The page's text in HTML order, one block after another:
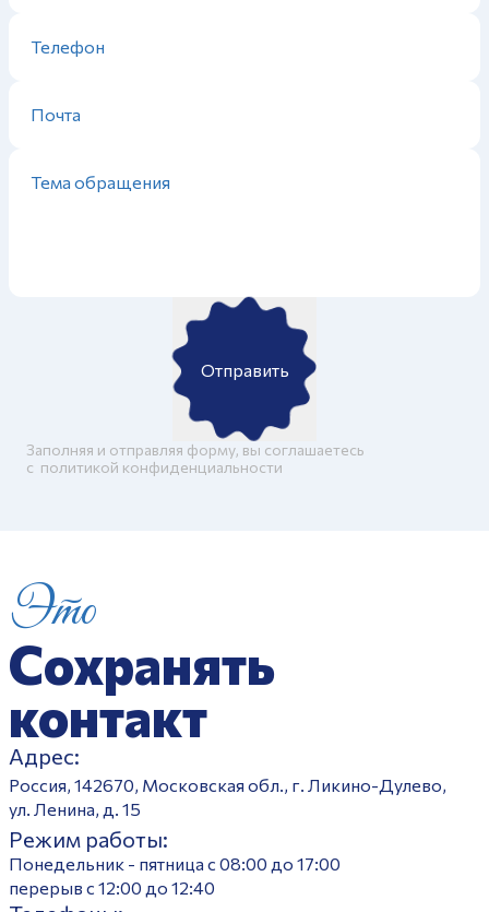
Отправить
Заполняя и отправляя форму, вы соглашаетесь
c политикой конфиденциальности
Это
Сохранять
контакт
Адрес:
Россия, 142670, Московская обл., г. Ликино-Дулево,
ул. Ленина, д. 15
Режим работы:
Понедельник - пятница с 08:00 до 17:00
перерыв с 12:00 до 12:40